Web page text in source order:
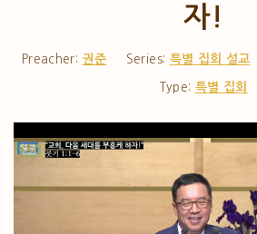
자!
Preacher: 권준 Series: 특별 집회 설교
Type: 특별 집회